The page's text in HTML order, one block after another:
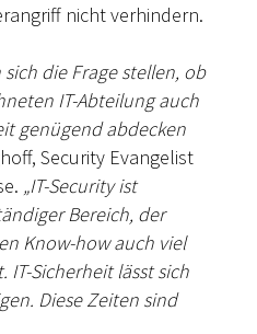
nicht verhindern.
die Frage stellen, ob
IT-Abteilung auch
genügend abdecken
Security Evangelist
„IT-Security ist
Bereich, der
Know-how auch viel
Sicherheit lässt sich
Diese Zeiten sind